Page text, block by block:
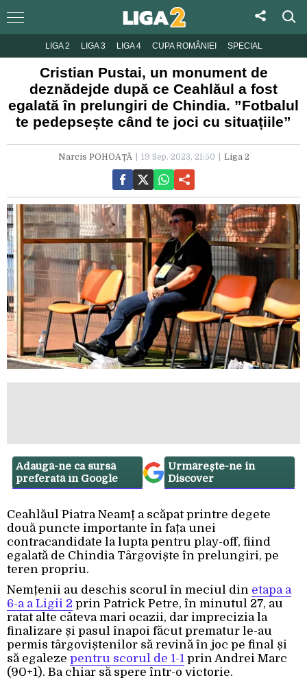
LIGA 2 LIGA 3 LIGA 4 CUPA ROMÂNIEI SPECIAL
Cristian Pustai, un monument de
deznădejde după ce Ceahlăul a fost
egalată în prelungiri de Chindia. ”Fotbalul
te pedepsește când te joci cu situațiile”
Narcis POHOAȚĂ 19 Sep. 2023, 21:50 Liga 2
Adaugă-ne ca sursă
preferată în Google
Urmărește-ne in
Discover
Ceahlăul Piatra Neamț a scăpat printre degete
două puncte importante în fața unei
contracandidate la lupta pentru play-off, fiind
egalată de Chindia Târgoviște în prelungiri, pe
teren propriu.
Nemțenii au deschis scorul în meciul din etapa a
6-a a Ligii 2 prin Patrick Petre, în minutul 27, au
ratat alte câteva mari ocazii, dar imprecizia la
finalizare și pasul înapoi făcut prematur le-au
permis târgoviștenilor să revină în joc pe final și
să egaleze pentru scorul de 1-1 prin Andrei Marc
(90+1). Ba chiar să spere într-o victorie.